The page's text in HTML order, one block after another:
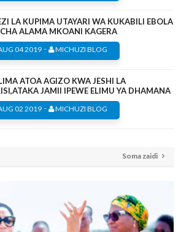
LA KUPIMA UTAYARI WA KUKABILI EBOLA
ALAMA MKOANI KAGERA
04 2019- MICHUZI BLOG
ATOA AGIZO KWA JESHI LA
JAMII IPEWE ELIMU YA DHAMANA
02 2019- MICHUZI BLOG
Soma zaidi